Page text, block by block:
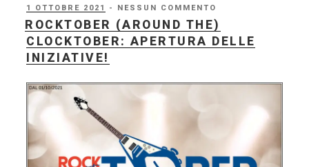
Wonder
#03
–
chiusura
Rocktober
&
PUBBLICATO
IL
1 OTTOBRE 2021 - NESSUN COMMENTO
ROCKTOBER (AROUND THE)
CLOCKTOBER: APERTURA DELLE
INIZIATIVE!